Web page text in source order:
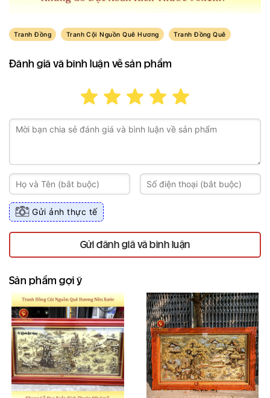
Tranh Đồng Tranh Cội Nguồn Quê Hương Tranh Đồng Quê
Đánh giá và bình luận về sản phẩm
Gửi ảnh thực tế
Gửi đánh giá và bình luận
Sản phẩm gợi ý